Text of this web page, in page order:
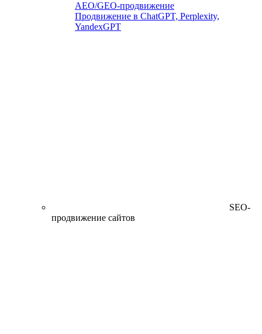
AEO/GEO-продвижение
Продвижение в ChatGPT, Perplexity,
YandexGPT
SEO-
продвижение сайтов